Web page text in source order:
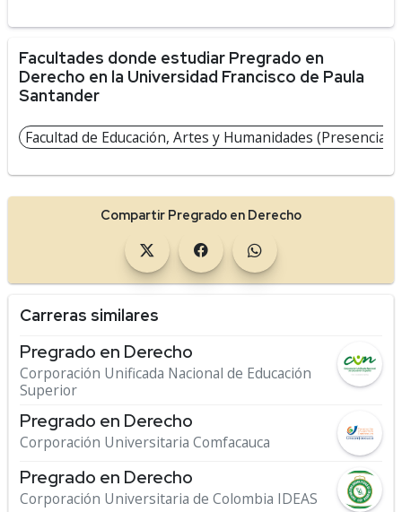
Facultades donde estudiar Pregrado en
Derecho en la Universidad Francisco de Paula
Santander
Facultad de Educación, Artes y Humanidades (Presencial)
Compartir Pregrado en Derecho
Carreras similares
Pregrado en Derecho
Corporación Unificada Nacional de Educación
Superior
Pregrado en Derecho
Corporación Universitaria Comfacauca
Pregrado en Derecho
Corporación Universitaria de Colombia IDEAS